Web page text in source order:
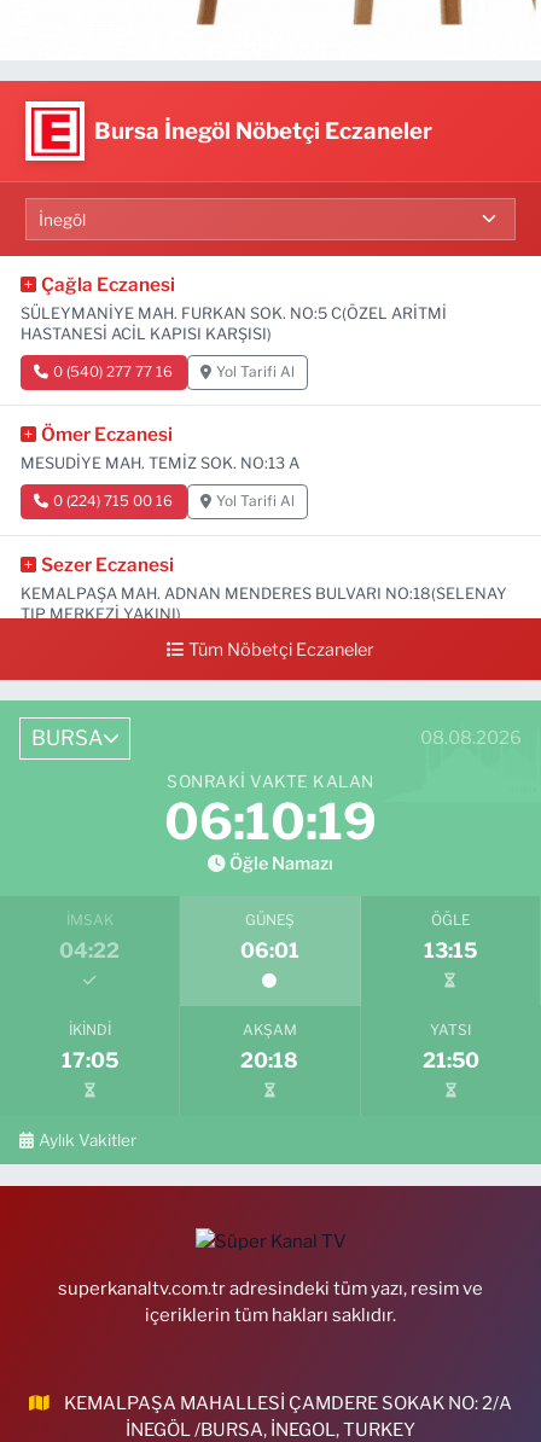
Bursa İnegöl Nöbetçi Eczaneler
Çağla Eczanesi
SÜLEYMANİYE MAH. FURKAN SOK. NO:5 C(ÖZEL ARİTMİ
HASTANESİ ACİL KAPISI KARŞISI)
0 (540) 277 77 16 Yol Tarifi Al
Ömer Eczanesi
MESUDİYE MAH. TEMİZ SOK. NO:13 A
0 (224) 715 00 16 Yol Tarifi Al
Sezer Eczanesi
KEMALPAŞA MAH. ADNAN MENDERES BULVARI NO:18(SELENAY
TIP MERKEZİ YAKINI)
0 (224) 711 64 49 Yol Tarifi Al
Tüm Nöbetçi Eczaneler
BURSA 08.08.2026
SONRAKI VAKTE KALAN
06:10:18
Öğle Namazı
İMSAK
04:22
GÜNEŞ
06:01
ÖĞLE
13:15
İKINDI
17:05
AKŞAM
20:18
YATSI
21:50
Aylık Vakitler
superkanaltv.com.tr adresindeki tüm yazı, resim ve
içeriklerin tüm hakları saklıdır.
KEMALPAŞA MAHALLESİ ÇAMDERE SOKAK NO: 2/A
İNEGÖL /BURSA, İNEGOL, TURKEY